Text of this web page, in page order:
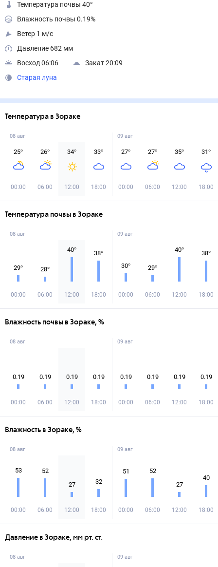
Температура почвы 40°
Влажность почвы 0.19%
Ветер 1 м/с
Давление 682 мм
Восход 06:06
Закат 20:09
Старая луна
Температура в Зораке
08 авг
25°
00:00
26°
06:00
34°
12:00
33°
18:00
09 авг
27°
00:00
27°
06:00
35°
12:00
31°
18:00
Температура почвы в Зораке
08 авг
29°
00:00
28°
06:00
40°
12:00
38°
18:00
09 авг
30°
00:00
29°
06:00
40°
12:00
38°
18:00
Влажность почвы в Зораке, %
08 авг
0.19
00:00
0.19
06:00
0.19
12:00
0.19
18:00
09 авг
0.19
00:00
0.19
06:00
0.19
12:00
0.19
18:00
Влажность в Зораке, %
08 авг
53
00:00
52
06:00
27
12:00
32
18:00
09 авг
51
00:00
52
06:00
27
12:00
40
18:00
Давление в Зораке, мм рт. ст.
08 авг 09 авг